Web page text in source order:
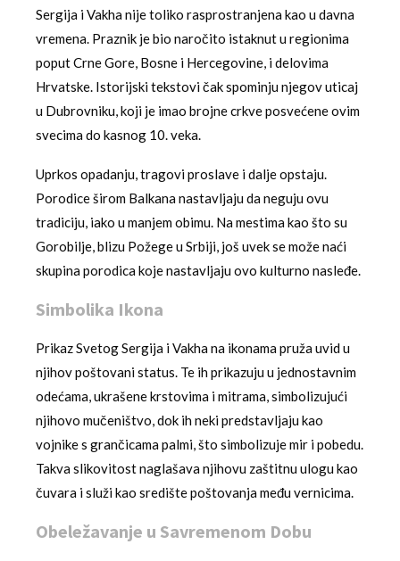
Sergija i Vakha nije toliko rasprostranjena kao u davna
vremena. Praznik je bio naročito istaknut u regionima
poput Crne Gore, Bosne i Hercegovine, i delovima
Hrvatske. Istorijski tekstovi čak spominju njegov uticaj
u Dubrovniku, koji je imao brojne crkve posvećene ovim
svecima do kasnog 10. veka.
Uprkos opadanju, tragovi proslave i dalje opstaju.
Porodice širom Balkana nastavljaju da neguju ovu
tradiciju, iako u manjem obimu. Na mestima kao što su
Gorobilje, blizu Požege u Srbiji, još uvek se može naći
skupina porodica koje nastavljaju ovo kulturno nasleđe.
Simbolika Ikona
Prikaz Svetog Sergija i Vakha na ikonama pruža uvid u
njihov poštovani status. Te ih prikazuju u jednostavnim
odećama, ukrašene krstovima i mitrama, simbolizujući
njihovo mučeništvo, dok ih neki predstavljaju kao
vojnike s grančicama palmi, što simbolizuje mir i pobedu.
Takva slikovitost naglašava njihovu zaštitnu ulogu kao
čuvara i služi kao središte poštovanja među vernicima.
Obeležavanje u Savremenom Dobu